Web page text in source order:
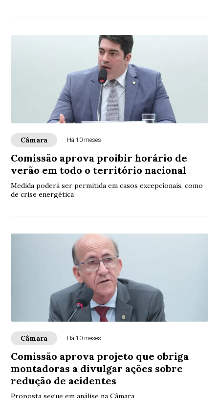
Câmara Há 10 meses
Comissão aprova proibir horário de
verão em todo o território nacional
Medida poderá ser permitida em casos excepcionais, como
de crise energética
Câmara Há 10 meses
Comissão aprova projeto que obriga
montadoras a divulgar ações sobre
redução de acidentes
Proposta segue em análise na Câmara